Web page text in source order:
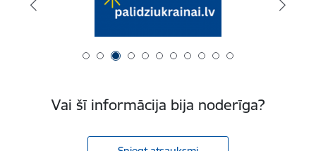
Vai šī informācija bija noderīga?